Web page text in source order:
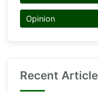
Opinion
Recent